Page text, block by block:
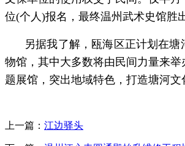
位(个人)报名，最终温州武术史馆胜
另据我了解，瓯海区正计划在塘
物馆，其中大多数将由民间力量来
题展馆，突出地域特色，打造塘河文
上一篇： 江边驿头